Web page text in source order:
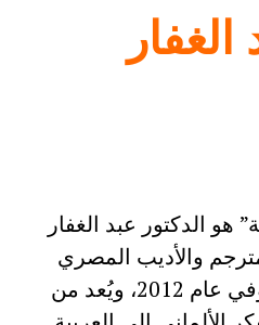
الدكتور عبد الغفار
والأديب المصري
الذي وُلد عام 1930 وتوفي عام 2012، ويُعد من